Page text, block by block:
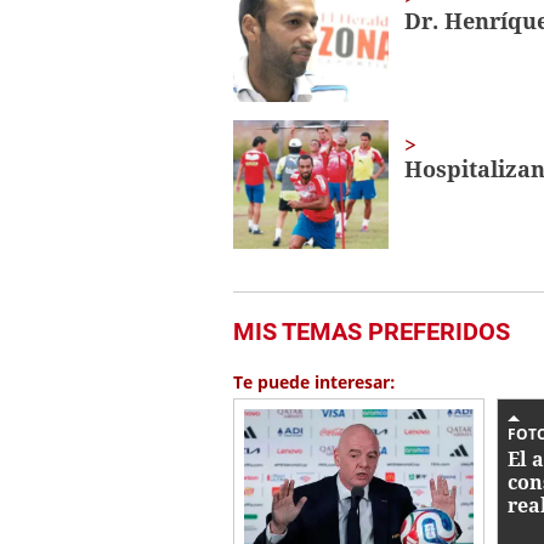
minute,
56
secondsVolume
0%
Dr.
MIS TEMAS PREFERIDOS
Te puede interesar:
El